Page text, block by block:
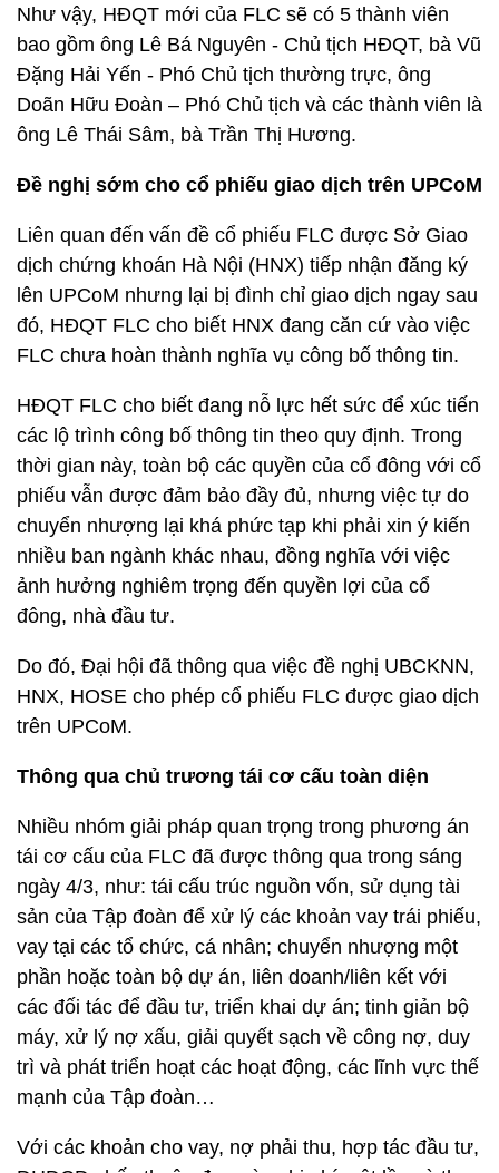
Như vậy, HĐQT mới của FLC sẽ có 5 thành viên
bao gồm ông Lê Bá Nguyên - Chủ tịch HĐQT, bà Vũ
Đặng Hải Yến - Phó Chủ tịch thường trực, ông
Doãn Hữu Đoàn – Phó Chủ tịch và các thành viên là
ông Lê Thái Sâm, bà Trần Thị Hương.
Đề nghị sớm cho cổ phiếu giao dịch trên UPCoM
Liên quan đến vấn đề cổ phiếu FLC được Sở Giao
dịch chứng khoán Hà Nội (HNX) tiếp nhận đăng ký
lên UPCoM nhưng lại bị đình chỉ giao dịch ngay sau
đó, HĐQT FLC cho biết HNX đang căn cứ vào việc
FLC chưa hoàn thành nghĩa vụ công bố thông tin.
HĐQT FLC cho biết đang nỗ lực hết sức để xúc tiến
các lộ trình công bố thông tin theo quy định. Trong
thời gian này, toàn bộ các quyền của cổ đông với cổ
phiếu vẫn được đảm bảo đầy đủ, nhưng việc tự do
chuyển nhượng lại khá phức tạp khi phải xin ý kiến
nhiều ban ngành khác nhau, đồng nghĩa với việc
ảnh hưởng nghiêm trọng đến quyền lợi của cổ
đông, nhà đầu tư.
Do đó, Đại hội đã thông qua việc đề nghị UBCKNN,
HNX, HOSE cho phép cổ phiếu FLC được giao dịch
trên UPCoM.
Thông qua chủ trương tái cơ cấu toàn diện
Nhiều nhóm giải pháp quan trọng trong phương án
tái cơ cấu của FLC đã được thông qua trong sáng
ngày 4/3, như: tái cấu trúc nguồn vốn, sử dụng tài
sản của Tập đoàn để xử lý các khoản vay trái phiếu,
vay tại các tổ chức, cá nhân; chuyển nhượng một
phần hoặc toàn bộ dự án, liên doanh/liên kết với
các đối tác để đầu tư, triển khai dự án; tinh giản bộ
máy, xử lý nợ xấu, giải quyết sạch về công nợ, duy
trì và phát triển hoạt các hoạt động, các lĩnh vực thế
mạnh của Tập đoàn…
Với các khoản cho vay, nợ phải thu, hợp tác đầu tư,